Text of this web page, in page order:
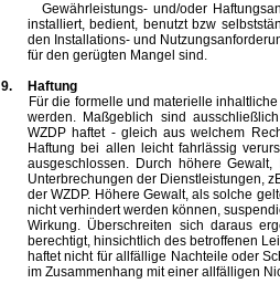
Gewährleistungs- und/oder
installiert, bedient, benutzt bzw
den Installations- und
für den gerügten Mangel sind.
9.
Haftung
Für die formelle und materielle
werden. Maßgeblich sind
WZDP haftet - gleich aus welchem
Haftung bei allen leicht fahrlässig
ausgeschlossen. Durch höhere
Unterbrechungen der Dienstleistungen,
der WZDP. Höhere Gewalt, als solche
nicht verhindert werden können,
Wirkung. Überschreiten sich daraus
berechtigt, hinsichtlich des betroffenen
haftet nicht für allfällige Nachteile oder
im Zusammenhang mit einer allfälligen